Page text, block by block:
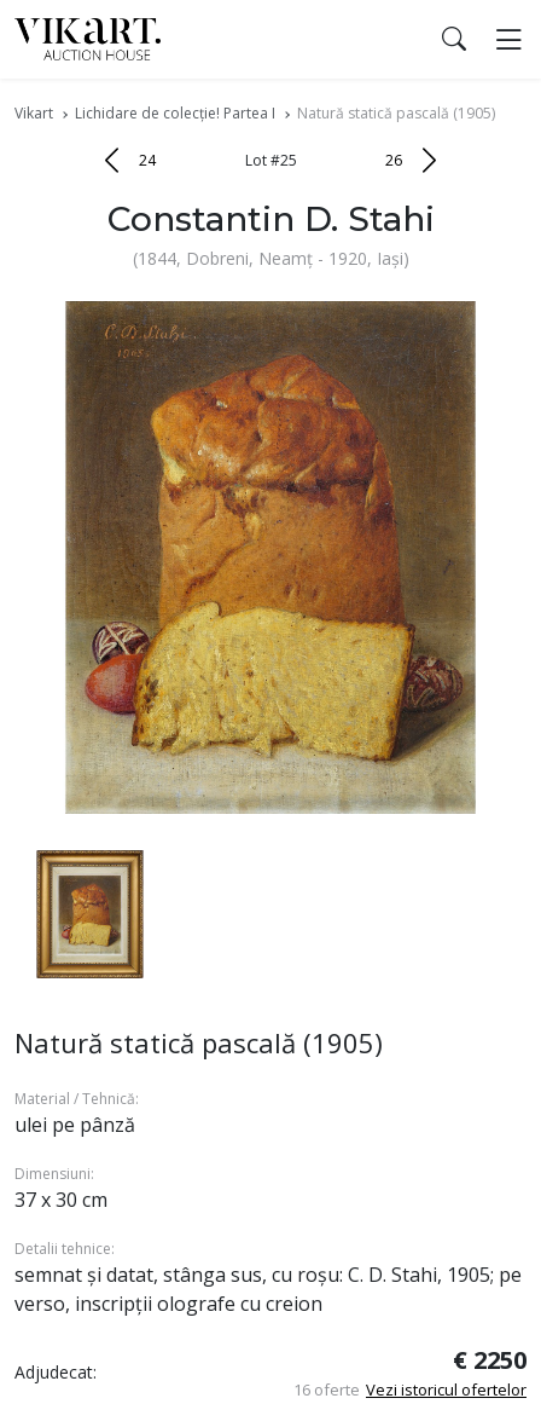
Vikart Lichidare de colecție! Partea I Natură statică pascală (1905)
24 Lot #25 26
Constantin D. Stahi
(1844, Dobreni, Neamţ - 1920, Iaşi)
Natură statică pascală (1905)
Material / Tehnică:
ulei pe pânză
Dimensiuni:
37 x 30 cm
Detalii tehnice:
semnat şi datat, stânga sus, cu roşu: C. D. Stahi, 1905; pe
verso, inscripţii olografe cu creion
Adjudecat: € 2250
16 oferte Vezi istoricul ofertelor